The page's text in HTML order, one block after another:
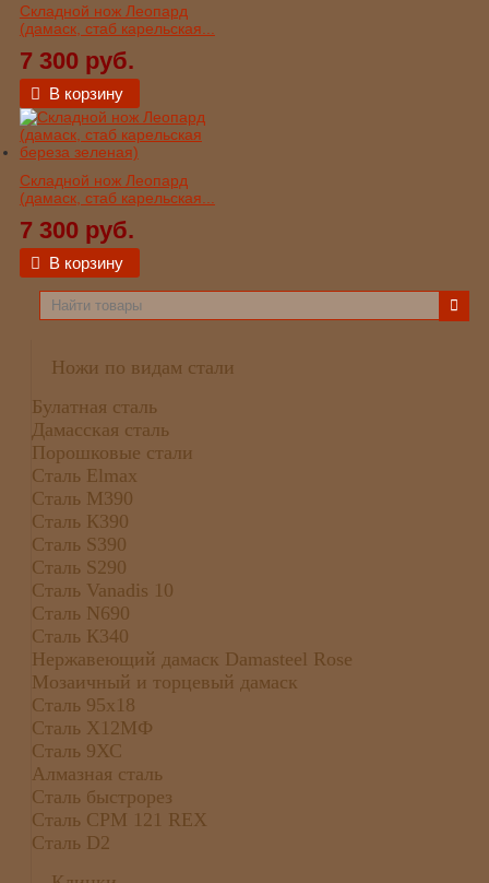
Складной нож Леопард
(дамаск, стаб карельская...
7 300 руб.
В корзину
Складной нож Леопард
(дамаск, стаб карельская...
7 300 руб.
В корзину
Ножи по видам стали
Булатная сталь
Дамасская сталь
Порошковые стали
Сталь Elmax
Сталь М390
Сталь К390
Сталь S390
Сталь S290
Сталь Vanadis 10
Сталь N690
Сталь К340
Нержавеющий дамаск Damasteel Rose
Мозаичный и торцевый дамаск
Сталь 95х18
Сталь Х12МФ
Сталь 9ХС
Алмазная сталь
Сталь быстрорез
Сталь CPM 121 REX
Сталь D2